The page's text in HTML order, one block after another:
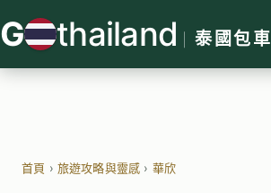
至
主
G thailand 泰國包車
首頁 › 旅遊攻略與靈感 › 華欣